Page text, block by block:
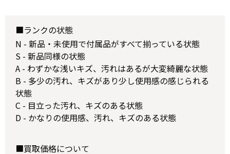
■ランクの状態
N - 新品・未使用で付属品がすべて揃っている状態
S - 新品同様の状態
A - わずかな浅いキズ、汚れはあるが大変綺麗な状態
B - 多少の汚れ、キズがあり少し使用感の感じられる
状態
C - 目立った汚れ、キズのある状態
D - かなりの使用感、汚れ、キズのある状態
■買取価格について